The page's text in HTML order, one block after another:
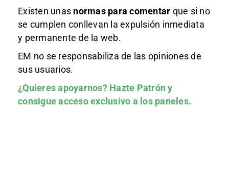
Existen unas normas para comentar que si no
se cumplen conllevan la expulsión inmediata
y permanente de la web.
EM no se responsabiliza de las opiniones de
sus usuarios.
¿Quieres apoyarnos? Hazte Patróny
consigue acceso exclusivo a los paneles.